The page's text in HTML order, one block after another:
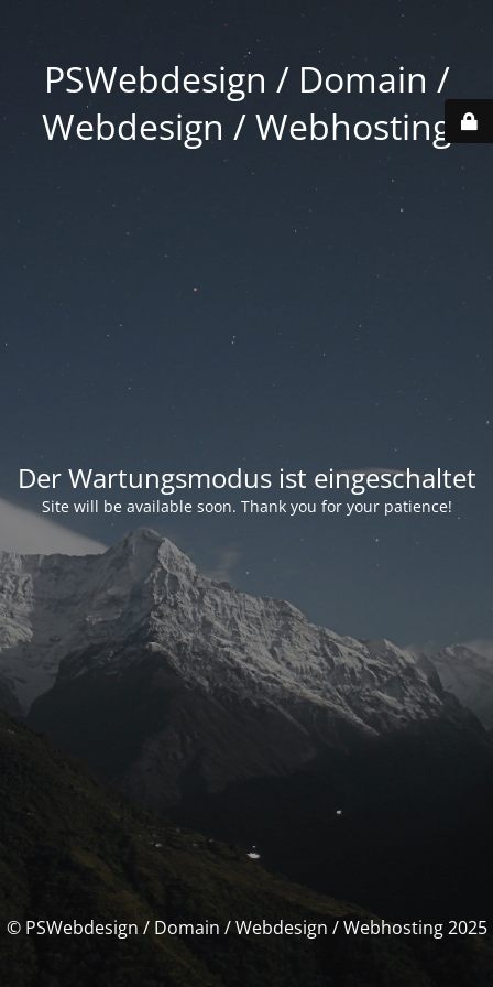
PSWebdesign / Domain /
Webdesign / Webhosting
Der Wartungsmodus ist eingeschaltet
Site will be available soon. Thank you for your patience!
© PSWebdesign / Domain / Webdesign / Webhosting 2025